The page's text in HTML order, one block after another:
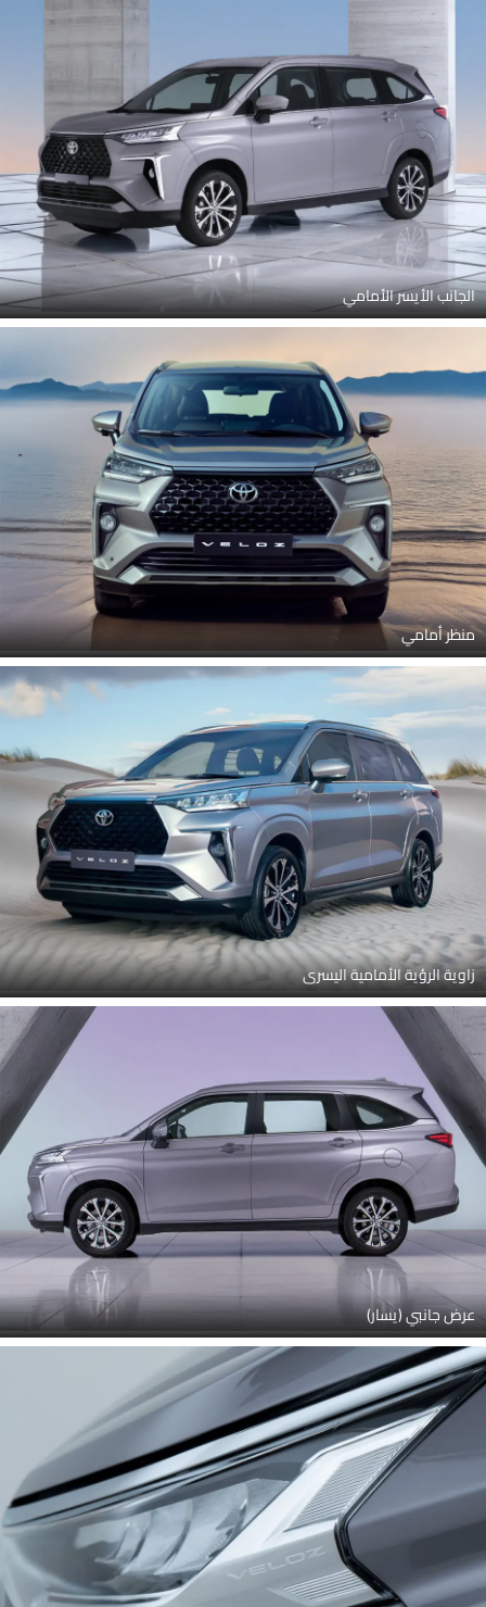
الجانب الأيسر الأمامي
منظر أمامي
زاوية الرؤية الأمامية اليسرى
عرض جانبي (يسار)